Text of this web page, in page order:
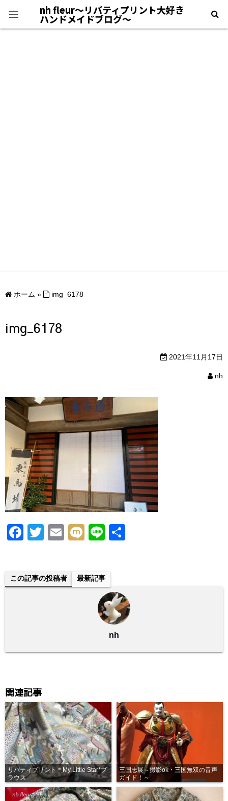
nh fleur〜リバティプリント大好き
ハンドメイドブログ〜
ホーム » img_6178
img_6178
2021年11月17日
nh
F
e
T
er
E
M
Li
この記事の投稿者 最新記事
nh
関連記事
リバティプリント＊My Little Star*ブ
ラウス
三国志展～撮影ok・三国無双の音声
ガイド！～